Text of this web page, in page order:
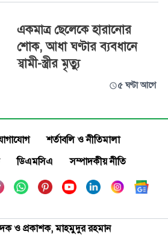
একমাত্র ছেলেকে হারানোর
শোক, আধা ঘণ্টার ব্যবধানে
স্বামী-স্ত্রীর মৃত্যু
৫ ঘণ্টা আগে
শর্তাবলি ও নীতিমালা
ডিএমসিএ সম্পাদকীয় নীতি
ও প্রকাশক, মাহমুদুর রহমান